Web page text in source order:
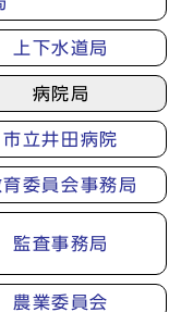
上下水道局
病院局
市立井田病院
育委員会事務局
監査事務局
農業委員会